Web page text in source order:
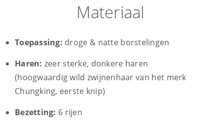
Materiaal
Toepassing: droge & natte borstelingen
Haren: zeer sterke, donkere haren
(hoogwaardig wild zwijnenhaar van het merk
Chungking, eerste knip)
Bezetting: 6 rijen